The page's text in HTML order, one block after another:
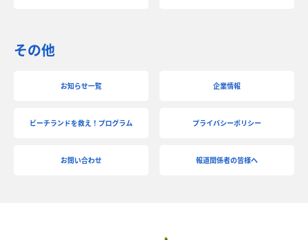
その他
お知らせ一覧 企業情報
ビーチランドを救え！プログラム プライバシーポリシー
お問い合わせ 報道関係者の皆様へ